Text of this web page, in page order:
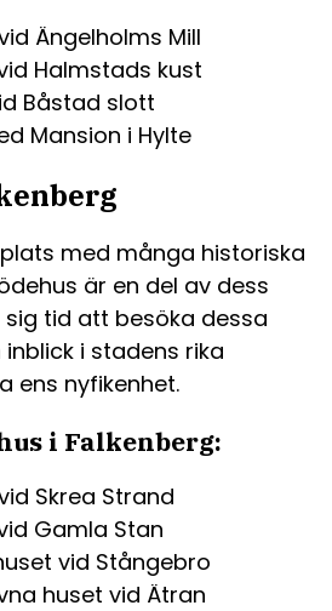
Ängelholms Mill
Halmstads kust
Båstad slott
Mansion i Hylte
med många historiska
är en del av dess
tid att besöka dessa
i stadens rika
ens nyfikenhet.
i Falkenberg:
Skrea Strand
Gamla Stan
vid Stångebro
huset vid Ätran